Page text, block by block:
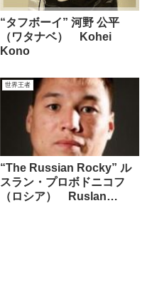
“タフボーイ” 河野 公平
（ワタナベ） Kohei
Kono
世界王者
“The Russian Rocky” ル
スラン・プロボドニコフ
（ロシア） Ruslan